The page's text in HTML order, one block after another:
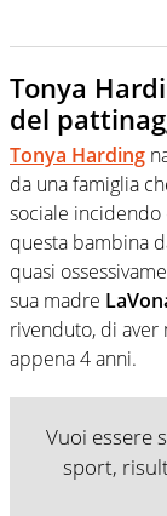
Tonya
del
Tonya Harding
da una famiglia
sociale
questa bambina
quasi
sua madre
rivenduto, di
appena 4 anni.
Vuoi essere
sport,